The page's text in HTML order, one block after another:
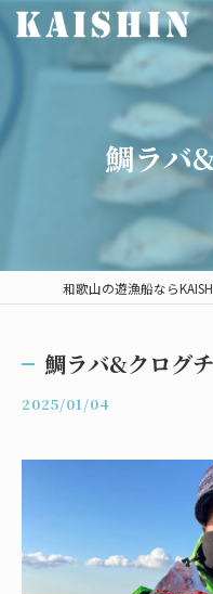
鯛ラバ
和歌山の遊漁船なら
鯛ラバ&クログ
2025/01/04